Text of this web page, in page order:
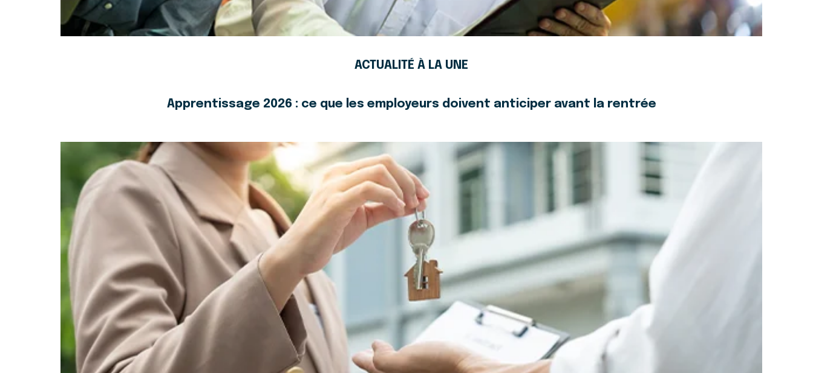
ACTUALITÉ À LA UNE
Apprentissage 2026 : ce que les employeurs doivent anticiper avant la rentrée